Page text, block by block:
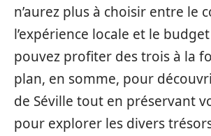
n’aurez plus à choisir entre le
l’expérience locale et le
pouvez profiter des trois à la
plan, en somme, pour
de Séville tout en préservant
pour explorer les divers